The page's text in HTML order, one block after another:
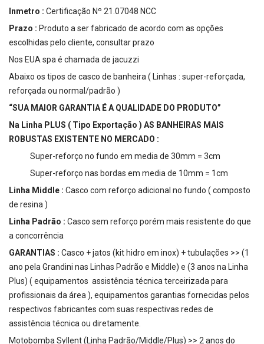
Inmetro : Certificação Nº 21.07048 NCC
Prazo : Produto a ser fabricado de acordo com as opções
escolhidas pelo cliente, consultar prazo
Nos EUA spa é chamada de jacuzzi
Abaixo os tipos de casco de banheira ( Linhas : super-reforçada,
reforçada ou normal/padrão )
“SUA MAIOR GARANTIA É A QUALIDADE DO PRODUTO”
Na Linha PLUS ( Tipo Exportação ) AS BANHEIRAS MAIS
ROBUSTAS EXISTENTE NO MERCADO :
Super-reforço no fundo em media de 30mm = 3cm
Super-reforço nas bordas em media de 10mm = 1cm
Linha Middle : Casco com reforço adicional no fundo ( composto
de resina )
Linha Padrão : Casco sem reforço porém mais resistente do que
a concorrência
GARANTIAS : Casco + jatos (kit hidro em inox) + tubulações >> (1
ano pela Grandini nas Linhas Padrão e Middle) e (3 anos na Linha
Plus) ( equipamentos assistência técnica terceirizada para
profissionais da área ), equipamentos garantias fornecidas pelos
respectivos fabricantes com suas respectivas redes de
assistência técnica ou diretamente.
Motobomba Syllent (Linha Padrão/Middle/Plus) >> 2 anos do